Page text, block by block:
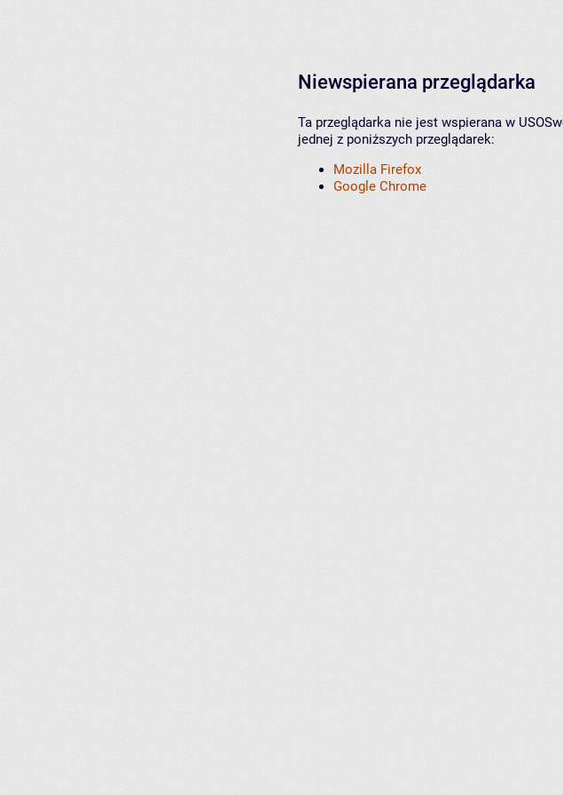
Niewspierana przeglądarka
Ta przeglądarka nie jest wspierana w
jednej z poniższych przeglądarek:
Mozilla Firefox
Google Chrome